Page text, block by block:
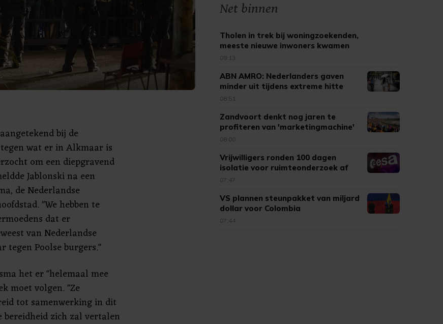
bij de
wat er in Alkmaar is
om een diepgravend
Jablonski na een
de Nederlandse
"We hebben te
dat er
van Nederlandse
tegen Poolse burgers."
het er "helemaal mee
moet volgen. "Ze
tot samenwerking in dit
bereidheid zich zal vertalen
Net binnen
Tholen in trek bij woningzoekenden,
meeste nieuwe inwoners kwamen
uit Bergen op Zoom
09:13
ABN AMRO: Nederlanders gaven
minder uit tijdens extreme hitte
08:51
Zandvoort denkt nog jaren te
profiteren van 'marketingmachine'
F1
08:00
Vrijwilligers ronden 100 dagen
isolatie voor ruimteonderzoek af
07:47
VS plannen steunpakket van miljard
dollar voor Colombia
07:44